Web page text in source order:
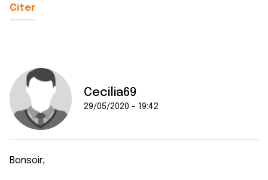
Citer
Cecilia69
29/05/2020 - 19:42
Bonsoir,